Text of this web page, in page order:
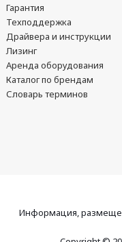
Гарантия
Техподдержка
Драйвера и инструкции
Лизинг
Аренда оборудования
Каталог по брендам
Словарь терминов
Информация,